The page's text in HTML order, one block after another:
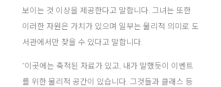
보이는 것 이상을 제공한다고 말합니다. 그녀는 또한
이러한 자원은 가치가 있으며 일부는 물리적 의미로 도
서관에서만 찾을 수 있다고 말합니다.
“이곳에는 축적된 자료가 있고, 내가 말했듯이 이벤트
를 위한 물리적 공간이 있습니다. 그것들과 클래스 등